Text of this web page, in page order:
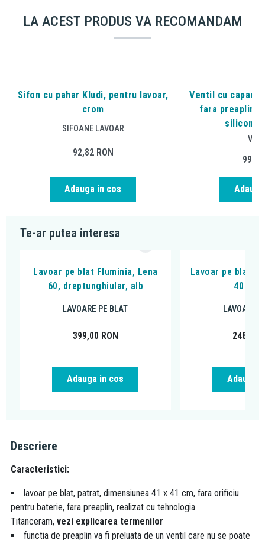
LA ACEST PRODUS VA RECOMANDAM
Sifon cu pahar Kludi, pentru lavoar,
crom
SIFOANE LAVOAR
92,82 RON
Adauga in cos
Ventil cu capac
fara preaplin,
silicon,
Te-ar putea interesa
Lavoar pe blat Fluminia, Lena
60, dreptunghiular, alb
LAVOARE PE BLAT
399,00 RON
Adauga in cos
Lavoar pe blat,
40 cm,
LAVOARE
248,00
Adauga
Descriere
Caracteristici:
lavoar pe blat, patrat, dimensiunea 41 x 41 cm, fara orificiu
pentru baterie, fara preaplin, realizat cu tehnologia
Titanceram, vezi explicarea termenilor
functia de preaplin va fi preluata de un ventil care nu se poate